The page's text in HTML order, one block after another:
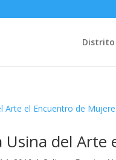
Distrito
Usina del